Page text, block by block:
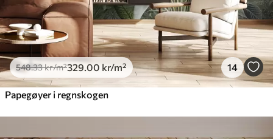
548.33kr/m²329 .00 kr/m² 14
Papegøyer i regnskogen